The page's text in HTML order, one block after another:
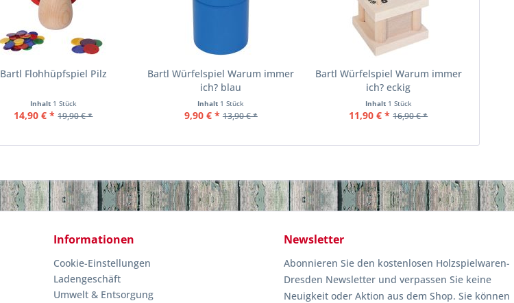
Bartl Flohhüpfspiel Pilz
Inhalt 1 Stück
14,90 € * 19,90 € *
Bartl Würfelspiel Warum immer
ich? blau
Inhalt 1 Stück
9,90 € * 13,90 € *
Bartl Würfelspiel Warum immer
ich? eckig
Inhalt 1 Stück
11,90 € * 16,90 € *
Informationen
Cookie-Einstellungen
Ladengeschäft
Umwelt & Entsorgung
Newsletter
Abonnieren Sie den kostenlosen Holzspielwaren-
Dresden Newsletter und verpassen Sie keine
Neuigkeit oder Aktion aus dem Shop. Sie können